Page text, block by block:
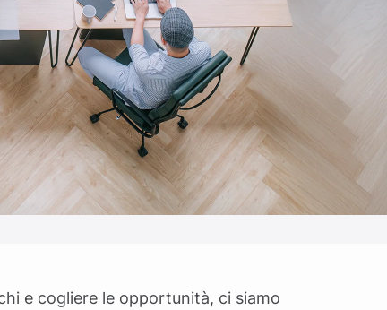
e cogliere le opportunità, ci siamo